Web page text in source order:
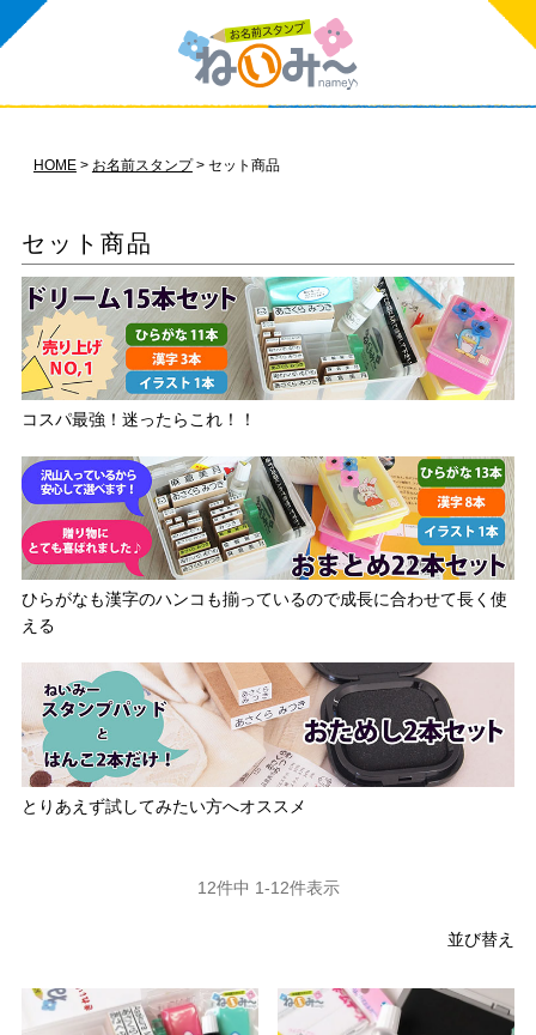
HOME お名前スタンプ セット商品
セット商品
コスパ最強！迷ったらこれ！！
ひらがなも漢字のハンコも揃っているので成長に合わせて長く使
える
とりあえず試してみたい方へオススメ
並び替え
12件中 1-12件表示